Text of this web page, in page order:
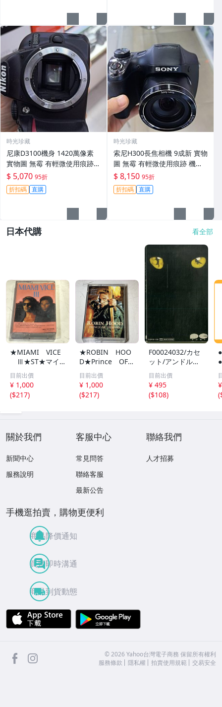
時光珍藏
尼康D3100機身 1420萬像素
實物圖 無霉 有輕微使用痕跡
機身原裝 無拆修無翻新 臨-34
3
$ 5,070 95折
折扣碼 直購
時光珍藏
索尼H300長焦相機 9成新 實物
圖 無霉 有輕微使用痕跡 機身
鏡頭原裝 無拆修無翻新-3430
$ 8,150 95折
折扣碼 直購
日本代購 看全部
★MIAMI VICE
Ⅲ★ST★マイ
アミ バイス ３
★★★★★未視聴
★カセットテープ
★bzaif★CAS080
目前出價
¥ 1,000
($217)
★ROBIN HOO
D★Prince OF
THIEVES★ST★
★★★未視聴★カ
セットテープ★b
zaif★CAS0807-6
目前出價
¥ 1,000
($217)
F00024032/カセ
ット/アンドル
ー・ロイド・ウェ
バー(音楽) / 浅利
慶太(企画・制作)
「劇団四季ミュー
目前出價
¥ 495
($108)
(
關於我們
新聞中心
服務說明
客服中心
常見問答
聯絡客服
最新公告
聯絡我們
人才招募
手機逛拍賣，購物更便利
商品降價通知
買賣即時溝通
商品到貨動態
APP Store
facebook ©2026 Yahoo台灣電子商務 保留所有權利
服務條款
隱私權 拍賣使用規範 交易安全